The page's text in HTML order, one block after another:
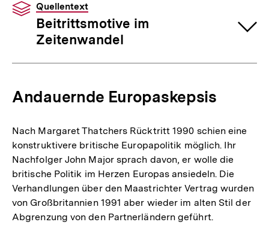
Quellentext
Beitrittsmotive im
Zeitenwandel
Andauernde Europaskepsis
Nach Margaret Thatchers Rücktritt 1990 schien eine
konstruktivere britische Europapolitik möglich. Ihr
Nachfolger John Major sprach davon, er wolle die
britische Politik im Herzen Europas ansiedeln. Die
Verhandlungen über den Maastrichter Vertrag wurden
von Großbritannien 1991 aber wieder im alten Stil der
Abgrenzung von den Partnerländern geführt.